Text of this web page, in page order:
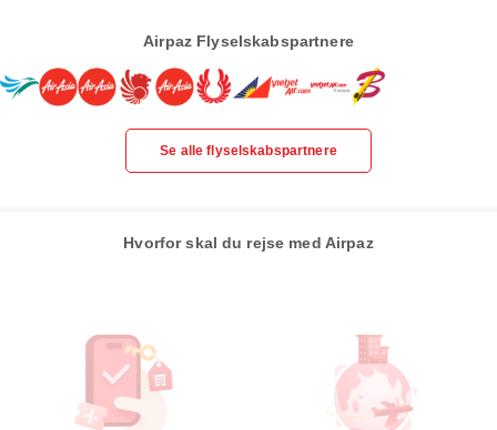
Airpaz Flyselskabspartnere
Se alle flyselskabspartnere
Hvorfor skal du rejse med Airpaz